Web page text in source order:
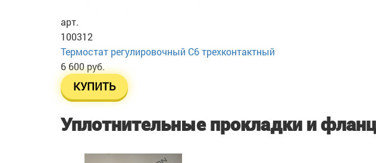
арт.
100312
Термостат регулировочный C6 трехконтактный
6 600 руб.
КУПИТЬ
Уплотнительные прокладки и